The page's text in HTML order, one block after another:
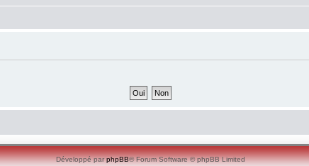
Développé parphpBB® Forum Software © phpBB Limited